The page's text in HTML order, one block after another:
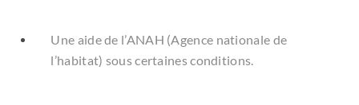
Une aide de l’ANAH (Agence nationale de
l’habitat) sous certaines conditions.